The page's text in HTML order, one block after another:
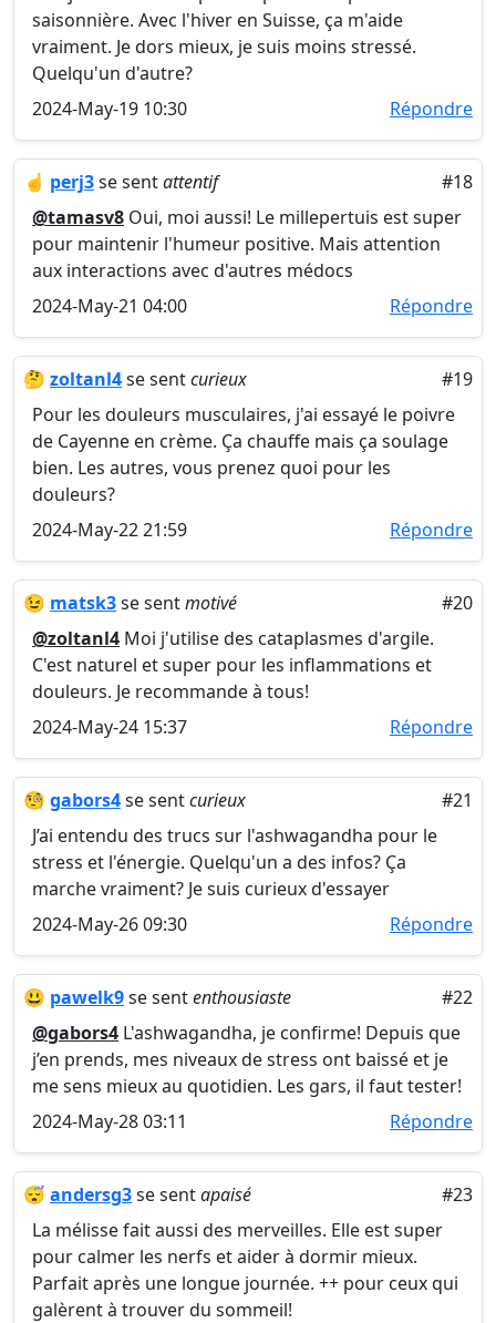
saisonnière. Avec l'hiver en Suisse, ça m'aide
vraiment. Je dors mieux, je suis moins stressé.
Quelqu'un d'autre?
2024-May-19 10:30
Répondre
☝️ perj3se sentattentif
#18
@tamasv8 Oui, moi aussi! Le millepertuis est super
pour maintenir l'humeur positive. Mais attention
aux interactions avec d'autres médocs
2024-May-21 04:00
Répondre
🤔 zoltanl4se sentcurieux
#19
Pour les douleurs musculaires, j'ai essayé le poivre
de Cayenne en crème. Ça chauffe mais ça soulage
bien. Les autres, vous prenez quoi pour les
douleurs?
2024-May-22 21:59
Répondre
😉 matsk3se sentmotivé
#20
@zoltanl4 Moi j'utilise des cataplasmes d'argile.
C'est naturel et super pour les inflammations et
douleurs. Je recommande à tous!
2024-May-24 15:37
Répondre
🧐 gabors4se sentcurieux
#21
J’ai entendu des trucs sur l'ashwagandha pour le
stress et l'énergie. Quelqu'un a des infos? Ça
marche vraiment? Je suis curieux d'essayer
2024-May-26 09:30
Répondre
😃 pawelk9se sententhousiaste
#22
@gabors4 L'ashwagandha, je confirme! Depuis que
j’en prends, mes niveaux de stress ont baissé et je
me sens mieux au quotidien. Les gars, il faut tester!
2024-May-28 03:11
Répondre
😴 andersg3se sentapaisé
#23
La mélisse fait aussi des merveilles. Elle est super
pour calmer les nerfs et aider à dormir mieux.
Parfait après une longue journée. ++ pour ceux qui
galèrent à trouver du sommeil!